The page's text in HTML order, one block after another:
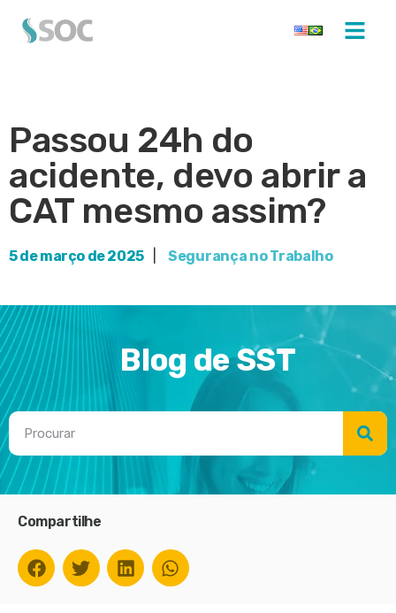
Passou 24h do
acidente, devo abrir a
CAT mesmo assim?
5 de março de 2025 Segurança no Trabalho
Blog de SST
Compartilhe